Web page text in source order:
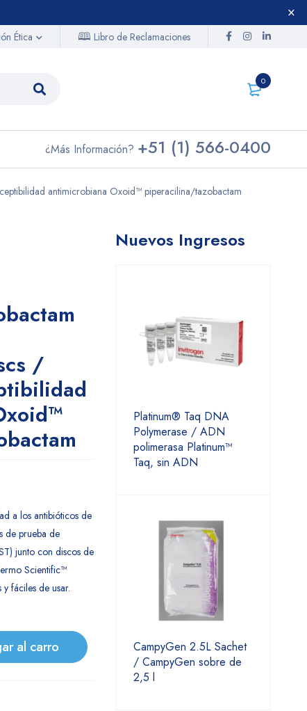
Ética 🕮 Libro de Reclamaciones
0
¿Más Información? +51 (1) 566-0400
antimicrobiana Oxoid™ piperacilina/tazobactam
/
a los antibióticos de
de prueba de
junto con discos de
Scientific™
fáciles de usar.
al carro
Nuevos Ingresos
Platinum® Taq DNA
Polymerase / ADN
polimerasa Platinum™
Taq, sin ADN
CampyGen 2.5L Sachet
/ CampyGen sobre de
2,5 l